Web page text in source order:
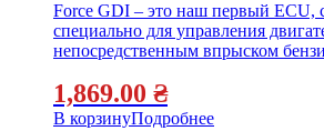
Force GDI – это наш первый ECU,
специально для управления
непосредственным впрыском
1,869.00 ₴
В корзинуПодробнее